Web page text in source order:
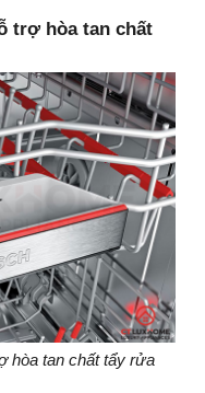
trợ hòa tan chất
hòa tan chất tẩy rửa